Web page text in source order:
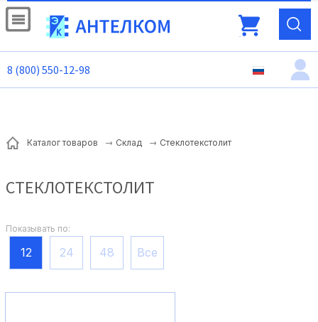
8 (800) 550-12-98
Каталог товаров Склад Стеклотекстолит
СТЕКЛОТЕКСТОЛИТ
Показывать по:
12 24 48 Все